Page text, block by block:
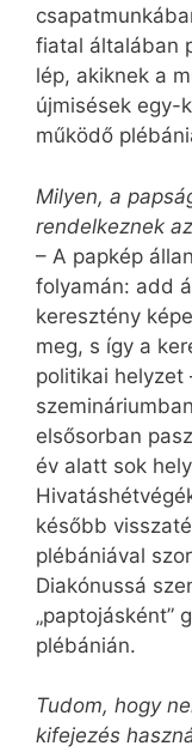
fiatal általában
lép, akiknek a
újmisések egy-
működő
Milyen, a
rendelkeznek
– A papkép
folyamán: add
keresztény
meg, s így a
politikai helyzet
elsősorban
év alatt sok
később
plébániával
Diakónussá
„paptojásként”
plébánián.
Tudom, hogy
kifejezés